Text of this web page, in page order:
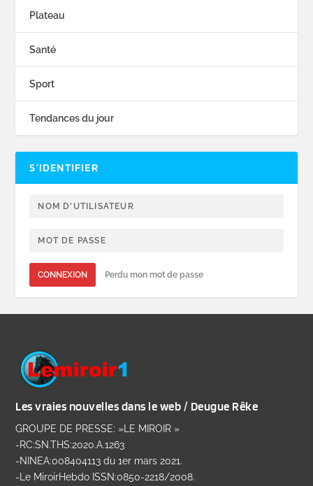
Plateau
Santé
Sport
Tendances du jour
S’IDENTIFIER
CONNEXION Perdu mon mot de passe
Les vraies nouvelles dans le web / Deugue Rêke
GROUPE DE PRESSE: »LE MIROIR »
-RC:SN.THS:2020.A.1263
-NINEA:008404113 du 1er mars 2021.
-Le MiroirHebdo ISSN:0850-2218/2008.